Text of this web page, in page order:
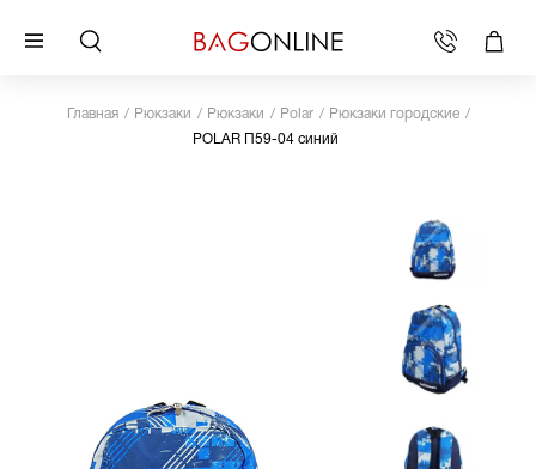
Главная Рюкзаки Рюкзаки Polar
Рюкзаки городские
POLAR П59-04 синий